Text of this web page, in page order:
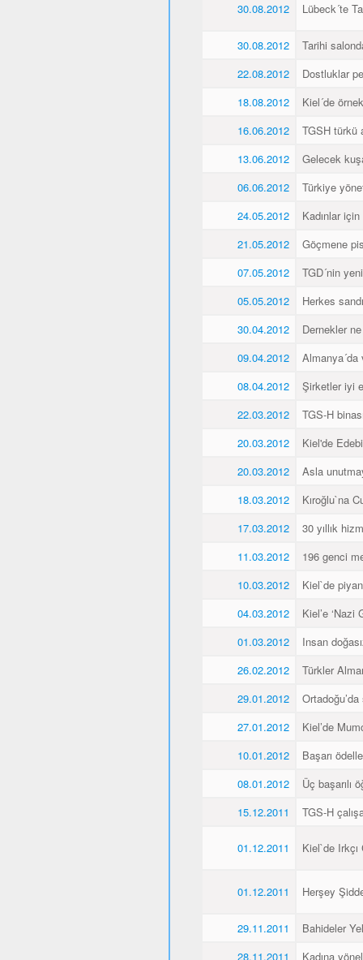
30.08.2012 Lübeck´te
30.08.2012
Tarihi
22.08.2012
Dostluklar
18.08.2012
Kiel´de
16.06.2012
TGSH türkü
13.06.2012
Gelecek
06.06.2012
Türkiye
24.05.2012
Kadınlar
21.05.2012
Göçmene
07.05.2012
TGD´nin
05.05.2012
Herkes
30.04.2012
Dernekler
09.04.2012
Almanya´da
08.04.2012
Şirketler iyi
22.03.2012
TGS-H
20.03.2012
Kiel'de
20.03.2012
Asla
18.03.2012
Kıroğlu`na
17.03.2012
30 yıllık
11.03.2012
196 genci
10.03.2012
Kiel`de
04.03.2012
Kiel’e ‘Nazi
01.03.2012
Insan
26.02.2012
Türkler
29.01.2012
27.01.2012
Kiel’de
10.01.2012
Başarı
08.01.2012
Üç başarılı
15.12.2011
TGS-H
01.12.2011 Kiel`de Irkçı
01.12.2011 Herşey
29.11.2011
Bahideler
28.11.2011
Kadına